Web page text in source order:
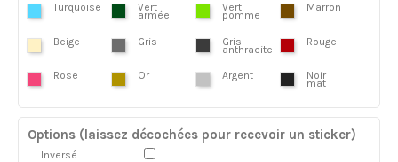
Turquoise Vert
armée
Vert
pomme
Marron
Beige Gris Gris
anthracite
Rouge
Rose Or Argent Noir
mat
Options (laissez décochées pour recevoir un sticker)
Inversé